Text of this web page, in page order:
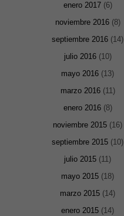
enero 2017(6)
noviembre 2016(8)
septiembre 2016 (14)
julio 2016(10)
mayo 2016 (13)
marzo 2016(11)
enero 2016(8)
noviembre 2015 (16)
septiembre 2015 (10)
julio 2015 (11)
mayo 2015 (18)
marzo 2015 (14)
enero 2015 (14)